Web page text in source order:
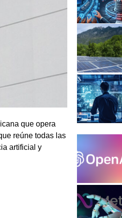
que opera
reúne todas las
artificial y